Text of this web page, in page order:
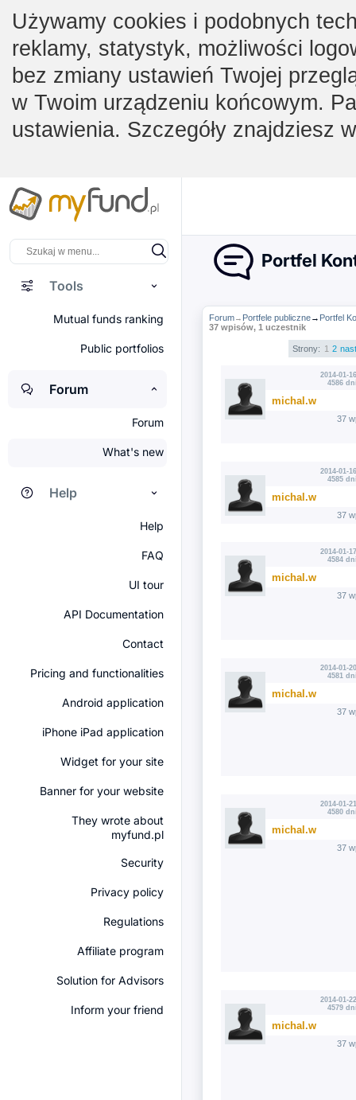
Używamy cookies i podobnych
reklamy, statystyk, możliwości
bez zmiany ustawień Twojej
w Twoim urządzeniu końcowym.
ustawienia. Szczegóły znajdziesz
Tools
Mutual funds ranking
Public portfolios
Forum
Forum
What's new
Help
Help
FAQ
UI tour
API Documentation
Contact
Pricing and functionalities
Android application
iPhone iPad application
Widget for your site
Banner for your website
They wrote about
myfund.pl
Security
Privacy policy
Regulations
Affiliate program
Solution for Advisors
Inform your friend
Portfel
Forum→ Portfele publiczne→ Portfel
37 wpisów, 1 uczestnik
Strony: 1 2
2014-01-
4586
michal.w
37
2014-01-
4585
michal.w
37
2014-01-
4584
michal.w
37
2014-01-
4581
michal.w
37
2014-01-
4580
michal.w
37
2014-01-
4579
michal.w
37